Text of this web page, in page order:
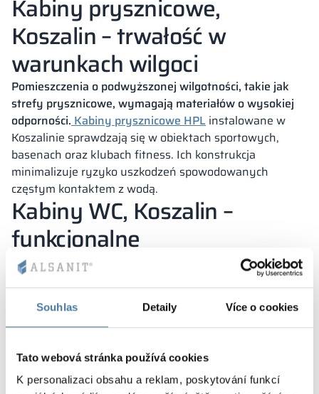
Souhlas Detaily Více o cookies
Tato webová stránka používá cookies
K personalizaci obsahu a reklam, poskytování funkcí
Kabiny prysznicowe,
Koszalin – trwałość w
warunkach wilgoci
Pomieszczenia o podwyższonej wilgotności, takie jak
strefy prysznicowe, wymagają materiałów o wysokiej
odporności.Kabiny prysznicowe HPL instalowane w
Koszalinie sprawdzają się w obiektach sportowych,
basenach oraz klubach fitness. Ich konstrukcja
minimalizuje ryzyko uszkodzeń spowodowanych
częstym kontaktem z wodą.
Kabiny WC, Koszalin –
funkcjonalne
zagospodarowanie
przestrzeni
W wielu instytucjach w Koszalinie toalety muszą być
dopasowane do specyfiki obiektu i potrzeb
użytkowników.Kabiny sanitarnew Koszalinie
projektowane są z uwzględnieniem różnych układów
wnętrz, co pozwala na sprawne ich rozmieszczenie